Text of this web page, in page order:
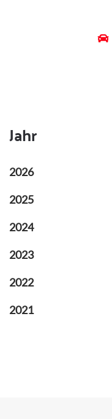
Jahr
2026
2025
2024
2023
2022
2021